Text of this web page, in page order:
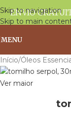
Skip to navigation
Skip to main
ENVIO
MENU
Início Óleos
Ver maior